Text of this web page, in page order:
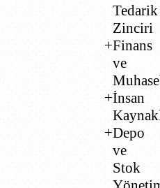
Tedarik
Zinciri
Finans
ve
İnsan
Depo
ve
Stok